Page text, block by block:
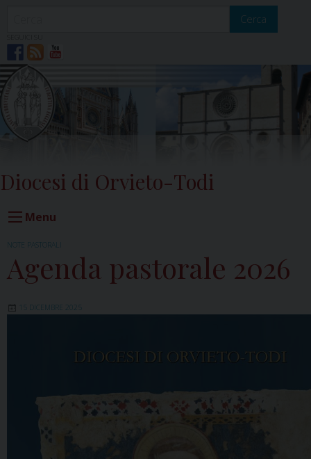
Cerca
Diocesi di Orvieto-Todi
Menu
NOTE PASTORALI
Agenda pastorale 2026
15 DICEMBRE 2025